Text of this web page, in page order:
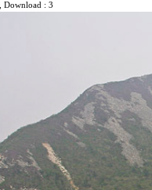
, Download : 3